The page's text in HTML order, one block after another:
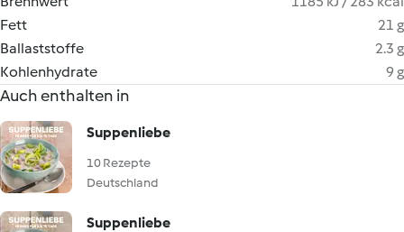
Fett
21 g
Ballaststoffe
2.3 g
Kohlenhydrate
9 g
Auch enthalten in
Suppenliebe
10 Rezepte
Deutschland
Suppenliebe